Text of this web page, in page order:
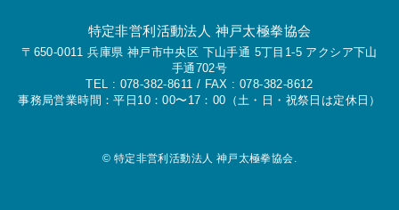
特定非営利活動法人 神戸太極拳協会
〒650-0011 兵庫県 神戸市中央区 下山手通 5丁目1-5 アクシア下山
手通702号
TEL : 078-382-8611 / FAX : 078-382-8612
事務局営業時間：平日10：00〜17：00（土・日・祝祭日は定休日）
© 特定非営利活動法人 神戸太極拳協会.